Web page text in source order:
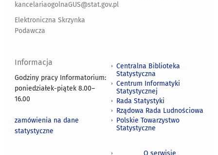
kancelariaogolnaGUS@stat.gov.pl
Elektroniczna Skrzynka
Podawcza
Informacja
Godziny pracy Informatorium:
poniedziałek-piątek 8.00–
16.00
zamówienia na dane
statystyczne
Centralna Biblioteka
Statystyczna
Centrum Informatyki
Statystycznej
Rada Statystyki
Rządowa Rada Ludnościowa
Polskie Towarzystwo
Statystyczne